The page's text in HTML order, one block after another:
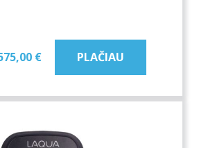
€Price
range:
325,00 €
575,00 €
PLAČIAU